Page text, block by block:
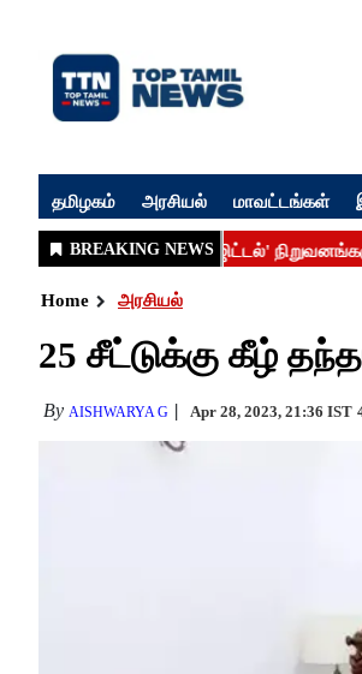
தமிழகம் அரசியல் மாவட்டங்கள்
Home அரசியல்
25 சீட்டுக்கு கீழ்
By AISHWARYA G Apr 28, 2023, 21:36 IST